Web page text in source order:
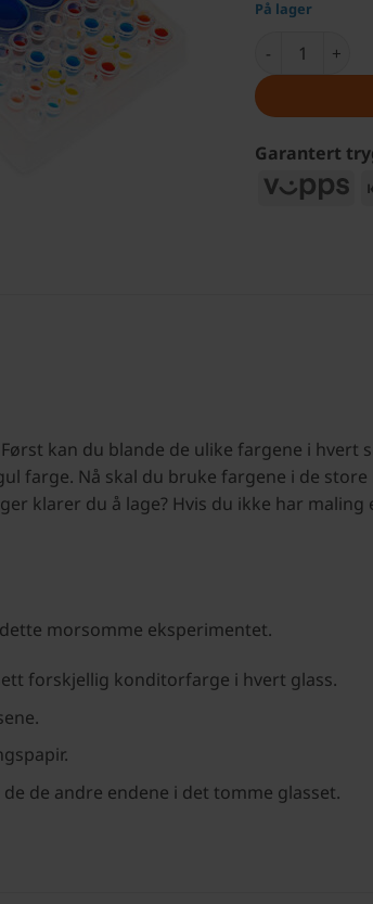
På lager
Garantert
kan du blande de ulike fargene i hvert
farge. Nå skal du bruke fargene i de
klarer du å lage? Hvis du ikke har
morsomme eksperimentet.
forskjellig konditorfarge i hvert glass.
de andre endene i det tomme glasset.